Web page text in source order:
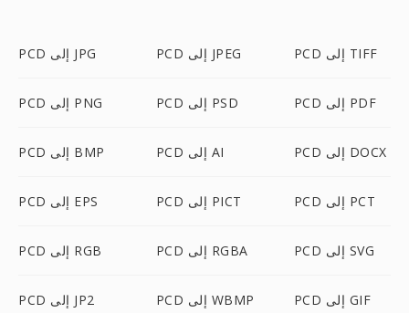
PCD إلى JPG PCD إلى JPEG PCD إلى TIFF
PCD إلى PNG PCD إلى PSD PCD إلى PDF
PCD إلى BMP PCD إلى AI PCD إلى DOCX
PCD إلى EPS PCD إلى PICT PCD إلى PCT
PCD إلى RGB PCD إلى RGBA PCD إلى SVG
PCD إلى JP2 PCD إلى WBMP PCD إلى GIF